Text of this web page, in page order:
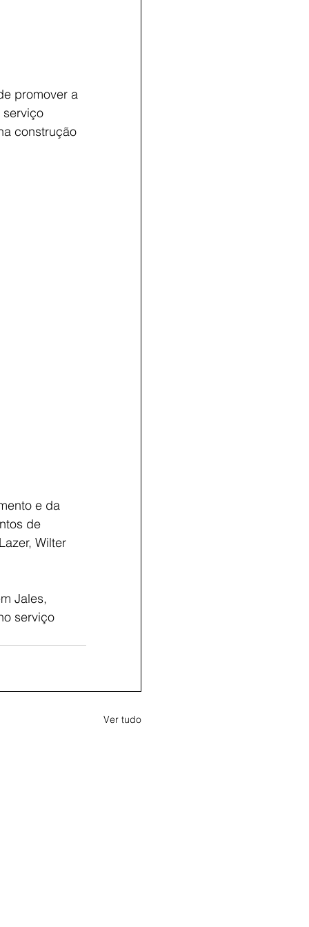
promover a
serviço
construção
e da
de
Wilter
Jales,
serviço
Ver tudo